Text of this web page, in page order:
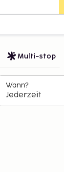
Multi-stop
Wann?
Jederzeit